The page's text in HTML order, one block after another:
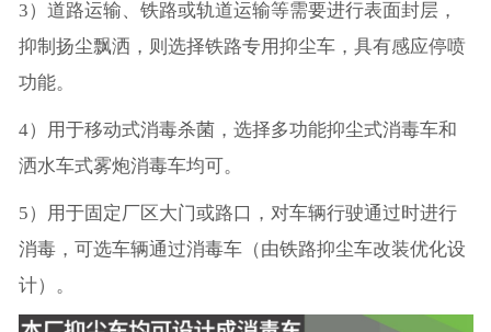
3）道路运输、铁路或轨道运输等需要进行表面封层，
抑制扬尘飘洒，则选择铁路专用抑尘车，具有感应停喷
功能。
4）用于移动式消毒杀菌，选择多功能抑尘式消毒车和
洒水车式雾炮消毒车均可。
5）用于固定厂区大门或路口，对车辆行驶通过时进行
消毒，可选车辆通过消毒车（由铁路抑尘车改装优化设
计）。